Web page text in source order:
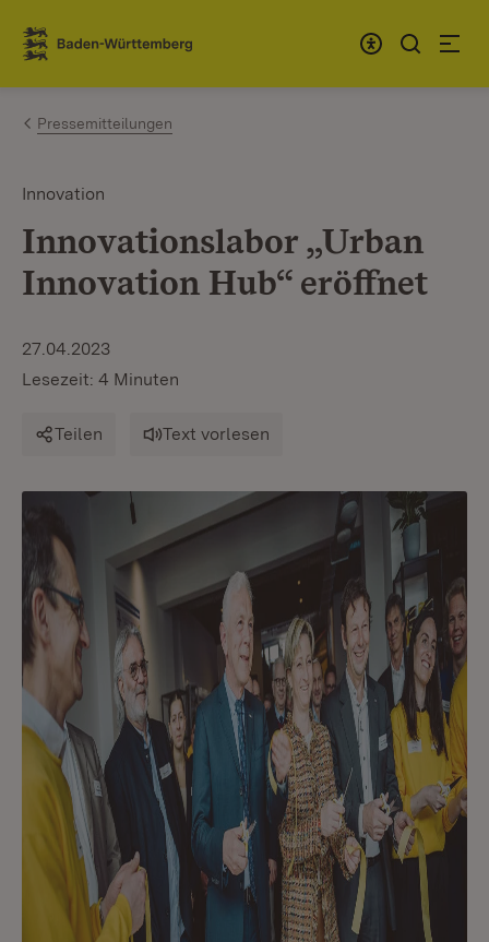
Zum Inhalt springen
Link zur Startseite
Pressemitteilungen
Innovation
Innovationslabor „Urban
Innovation Hub“ eröffnet
27.04.2023
Lesezeit: 4 Minuten
Teilen Text vorlesen